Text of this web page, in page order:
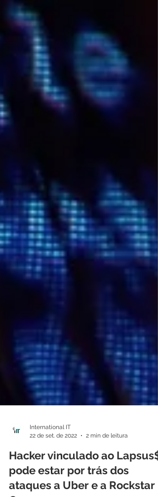
22 de set. de 2022
2 min de leitura
Hacker vinculado ao Lapsus$